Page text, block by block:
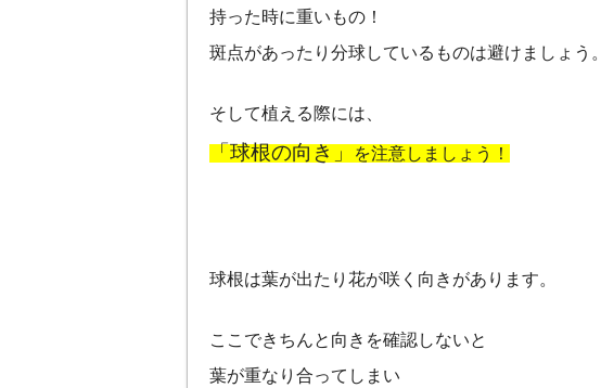
持った時に重いもの！
斑点があったり分球しているものは避けましょう。
そして植える際には、
「球根の向き」 を注意しましょう！
球根は葉が出たり花が咲く向きがあります。
ここできちんと向きを確認しないと
葉が重なり合ってしまい